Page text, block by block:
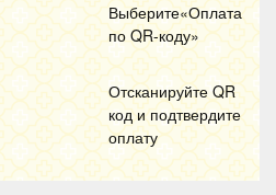
Выберите«Оплата
по QR-коду»
Отсканируйте QR
код и подтвердите
оплату